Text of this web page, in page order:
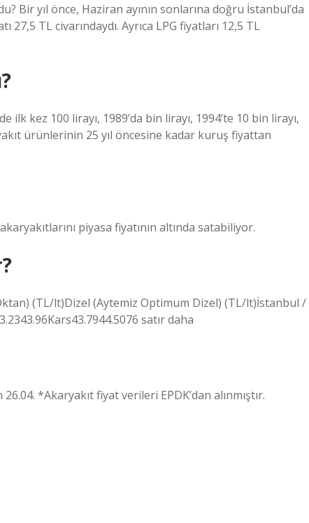
Bir yıl önce, Haziran ayının sonlarına doğru İstanbul’da
TL civarındaydı. Ayrıca LPG fiyatları 12,5 TL
ilk kez 100 lirayı, 1989’da bin lirayı, 1994’te 10 bin lirayı,
ürünlerinin 25 yıl öncesine kadar kuruş fiyattan
piyasa fiyatının altında satabiliyor.
(TL/lt)Dizel (Aytemiz Optimum Dizel) (TL/lt)İstanbul /
satır daha
*Akaryakıt fiyat verileri EPDK’dan alınmıştır.